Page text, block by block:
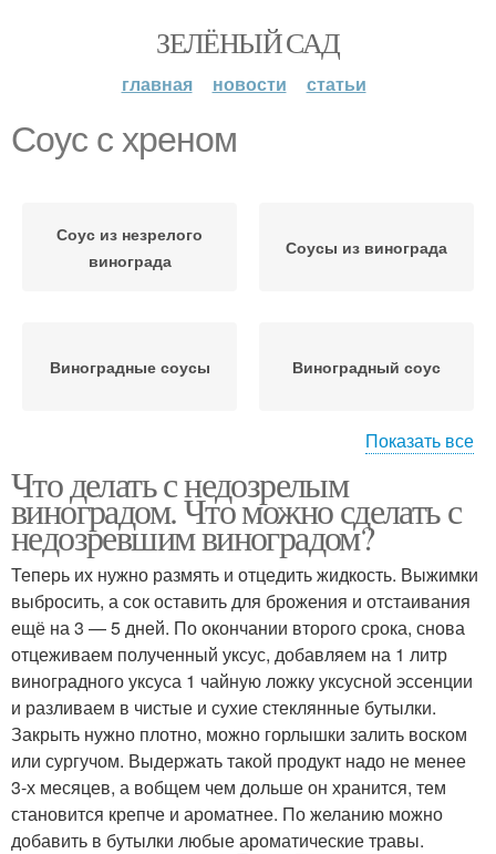
ЗЕЛЁНЫЙ САД
главная новости статьи
Соус с хреном
Соус из незрелого
винограда
Соусы из винограда
Виноградные соусы Виноградный соус
Соус для шашлыка Соус из винограда
Соус из недозрелого
винограда
Фруктовый соус
Показать все
Что делать с недозрелым
виноградом. Что можно сделать с
недозревшим виноградом?
Теперь их нужно размять и отцедить жидкость. Выжимки
выбросить, а сок оставить для брожения и отстаивания
ещё на 3 — 5 дней. По окончании второго срока, снова
отцеживаем полученный уксус, добавляем на 1 литр
виноградного уксуса 1 чайную ложку уксусной эссенции
и разливаем в чистые и сухие стеклянные бутылки.
Закрыть нужно плотно, можно горлышки залить воском
или сургучом. Выдержать такой продукт надо не менее
3-х месяцев, а вобщем чем дольше он хранится, тем
становится крепче и ароматнее. По желанию можно
добавить в бутылки любые ароматические травы.